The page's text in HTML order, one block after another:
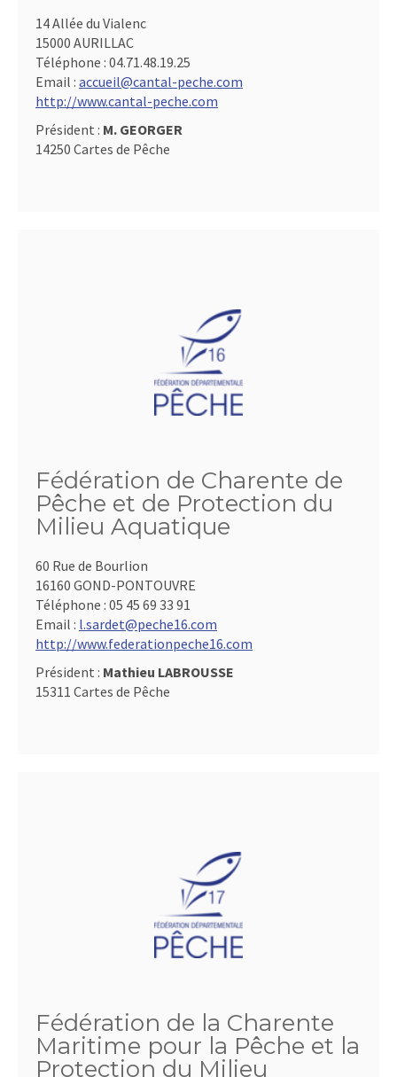
14 Allée du Vialenc
15000 AURILLAC
Téléphone : 04.71.48.19.25
Email : accueil@cantal-peche.com
http://www.cantal-peche.com
Président : M. GEORGER
14250 Cartes de Pêche
Fédération de Charente de
Pêche et de Protection du
Milieu Aquatique
60 Rue de Bourlion
16160 GOND-PONTOUVRE
Téléphone : 05 45 69 33 91
Email : l.sardet@peche16.com
http://www.federationpeche16.com
Président : Mathieu LABROUSSE
15311 Cartes de Pêche
Fédération de la Charente
Maritime pour la Pêche et la
Protection du Milieu